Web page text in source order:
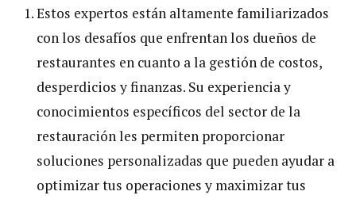
Estos expertos están altamente familiarizados
con los desafíos que enfrentan los dueños de
restaurantes en cuanto a la gestión de costos,
desperdicios y finanzas. Su experiencia y
conocimientos específicos del sector de la
restauración les permiten proporcionar
soluciones personalizadas que pueden ayudar a
optimizar tus operaciones y maximizar tus